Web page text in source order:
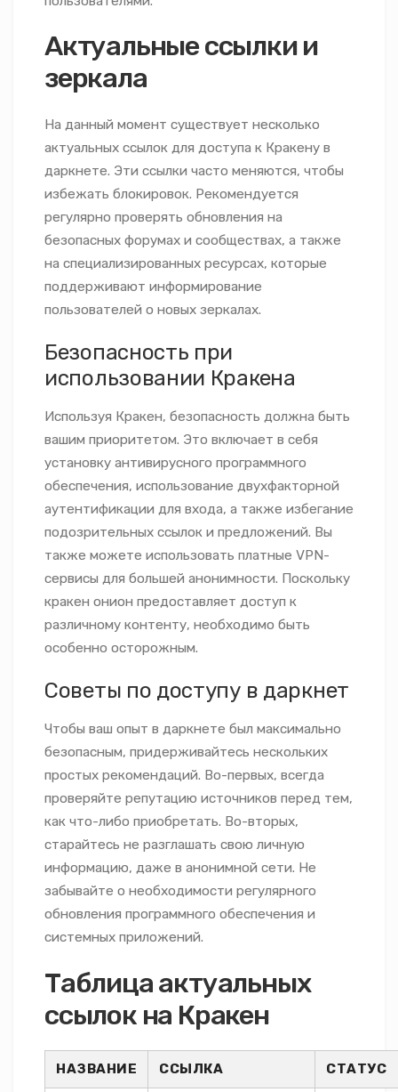
Актуальные ссылки и
зеркала
На данный момент существует несколько
актуальных ссылок для доступа к Кракену в
даркнете. Эти ссылки часто меняются, чтобы
избежать блокировок. Рекомендуется
регулярно проверять обновления на
безопасных форумах и сообществах, а также
на специализированных ресурсах, которые
поддерживают информирование
пользователей о новых зеркалах.
Безопасность при
использовании Кракена
Используя Кракен, безопасность должна быть
вашим приоритетом. Это включает в себя
установку антивирусного программного
обеспечения, использование двухфакторной
аутентификации для входа, а также избегание
подозрительных ссылок и предложений. Вы
также можете использовать платные VPN-
сервисы для большей анонимности. Поскольку
кракен онион предоставляет доступ к
различному контенту, необходимо быть
особенно осторожным.
Советы по доступу в даркнет
Чтобы ваш опыт в даркнете был максимально
безопасным, придерживайтесь нескольких
простых рекомендаций. Во-первых, всегда
проверяйте репутацию источников перед тем,
как что-либо приобретать. Во-вторых,
старайтесь не разглашать свою личную
информацию, даже в анонимной сети. Не
забывайте о необходимости регулярного
обновления программного обеспечения и
системных приложений.
Таблица актуальных
ссылок на Кракен
НАЗВАНИЕ ССЫЛКА СТАТУС